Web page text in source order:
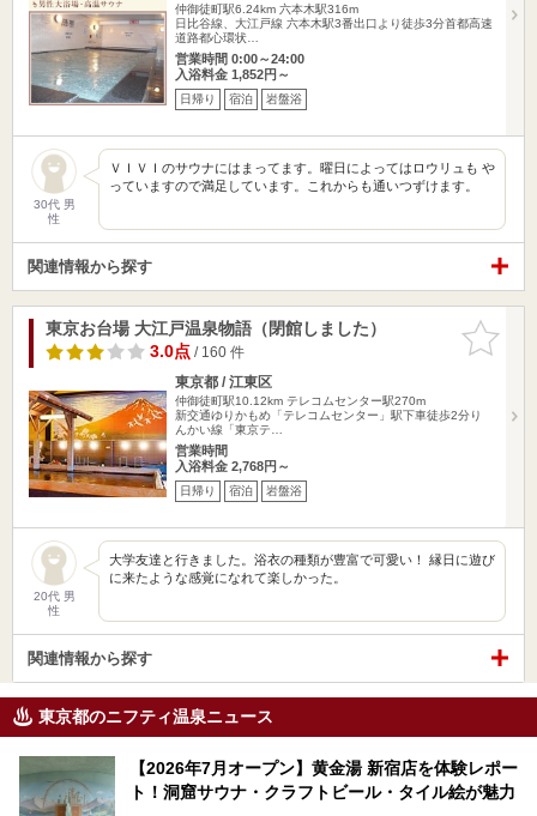
仲御徒町駅6.24km 六本木駅316m
日比谷線、大江戸線 六本木駅3番出口より徒歩3分首都高速
道路都心環状…
営業時間 0:00～24:00
入浴料金 1,852円～
日帰り 宿泊 岩盤浴
30代 男
性
ＶＩＶＩのサウナにはまってます。曜日によってはロウリュも や
っていますので満足しています。これからも通いつずけます。
関連情報から探す
お気に入
りに追加
東京お台場 大江戸温泉物語（閉館しました）
3.0点/ 160 件
東京都 / 江東区
仲御徒町駅10.12km テレコムセンター駅270m
新交通ゆりかもめ「テレコムセンター」駅下車徒歩2分り
んかい線「東京テ…
営業時間
入浴料金 2,768円～
日帰り 宿泊 岩盤浴
20代 男
性
大学友達と行きました。浴衣の種類が豊富で可愛い！ 縁日に遊び
に来たような感覚になれて楽しかった。
関連情報から探す
東京都のニフティ温泉ニュース
【2026年7月オープン】黄金湯 新宿店を体験レポー
ト！洞窟サウナ・クラフトビール・タイル絵が魅力